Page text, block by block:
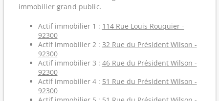
immobilier grand public.
Actif immobilier 1 : 114 Rue Louis Rouquier -
92300
Actif immobilier 2 : 32 Rue du Président Wilson -
92300
Actif immobilier 3 : 46 Rue du Président Wilson -
92300
Actif immobilier 4 : 51 Rue du Président Wilson -
92300